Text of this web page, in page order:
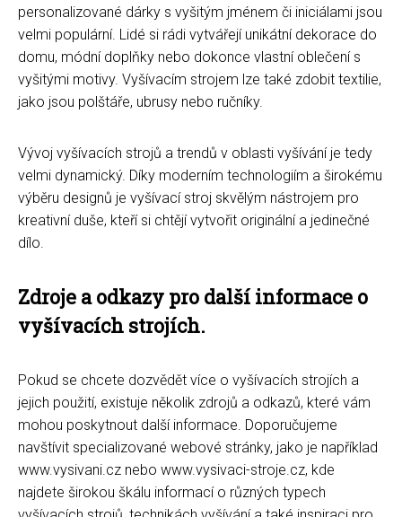
personalizované dárky s vyšitým jménem či iniciálami jsou
velmi populární. Lidé si rádi vytvářejí unikátní dekorace do
domu, módní doplňky nebo dokonce vlastní oblečení s
vyšitými motivy. Vyšívacím strojem lze také zdobit textilie,
jako jsou polštáře, ubrusy nebo ručníky.
Vývoj vyšívacích strojů a trendů v oblasti vyšívání je tedy
velmi dynamický. Díky moderním technologiím a širokému
výběru designů je vyšívací stroj skvělým nástrojem pro
kreativní duše, kteří si chtějí vytvořit originální a jedinečné
dílo.
Zdroje a odkazy pro další informace o
vyšívacích strojích.
Pokud se chcete dozvědět více o vyšívacích strojích a
jejich použití, existuje několik zdrojů a odkazů, které vám
mohou poskytnout další informace. Doporučujeme
navštívit specializované webové stránky, jako je například
www.vysivani.cz nebo www.vysivaci-stroje.cz, kde
najdete širokou škálu informací o různých typech